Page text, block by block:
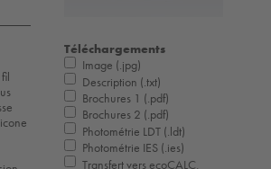
Téléchargements
Image (.jpg)
Description (.txt)
Brochures 1 (.pdf)
Brochures 2 (.pdf)
Photométrie LDT (.ldt)
Photométrie IES (.ies)
Transfert vers ecoCALC,